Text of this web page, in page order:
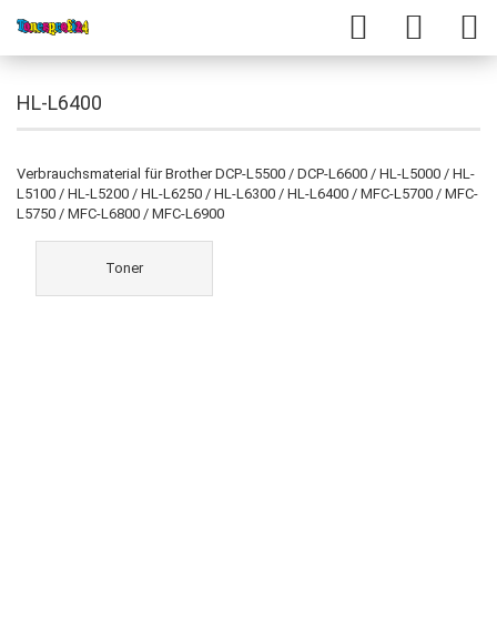
HL-L6400
Verbrauchsmaterial für Brother DCP-L5500 / DCP-L6600 / HL-L5000 / HL-
L5100 / HL-L5200 / HL-L6250 / HL-L6300 / HL-L6400 / MFC-L5700 / MFC-
L5750 / MFC-L6800 / MFC-L6900
Toner